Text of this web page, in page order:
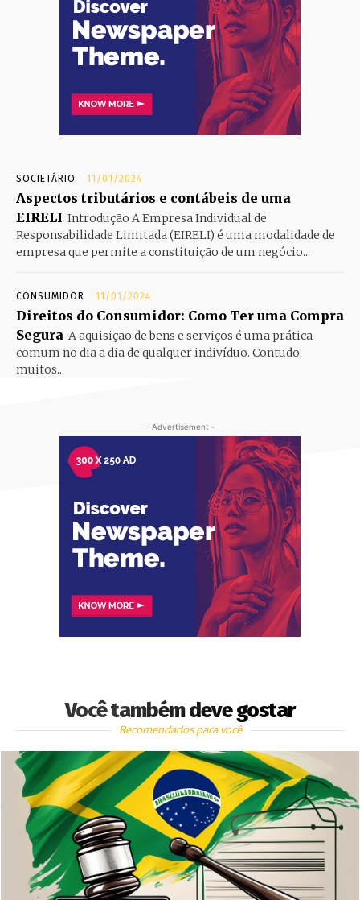
SOCIETÁRIO 11/01/2024
Aspectos tributários e contábeis de uma
EIRELI Introdução A Empresa Individual de
Responsabilidade Limitada (EIRELI) é uma modalidade de
empresa que permite a constituição de um negócio...
CONSUMIDOR 11/01/2024
Direitos do Consumidor: Como Ter uma Compra
Segura A aquisição de bens e serviços é uma prática
comum no dia a dia de qualquer indivíduo. Contudo,
muitos...
- Advertisement -
Você também deve gostar
Recomendados para você